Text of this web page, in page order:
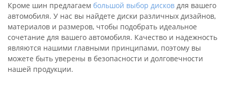
Кроме шин предлагаем большой выбор дисков для вашего
автомобиля. У нас вы найдете диски различных дизайнов,
материалов и размеров, чтобы подобрать идеальное
сочетание для вашего автомобиля. Качество и надежность
являются нашими главными принципами, поэтому вы
можете быть уверены в безопасности и долговечности
нашей продукции.